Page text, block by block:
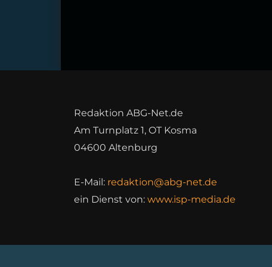
Redaktion ABG-Net.de
Am Turnplatz 1, OT Kosma
04600 Altenburg
E-Mail: redaktion@abg-net.de
ein Dienst von: www.isp-media.de